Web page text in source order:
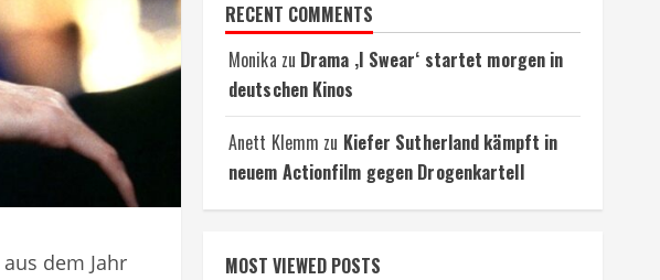
aus dem Jahr
RECENT COMMENTS
Monika zu Drama ‚I Swear‘ startet morgen in
deutschen Kinos
Anett Klemm zu Kiefer Sutherland kämpft in
neuem Actionfilm gegen Drogenkartell
MOST VIEWED POSTS